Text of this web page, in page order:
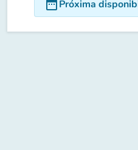
date_rangePróxima